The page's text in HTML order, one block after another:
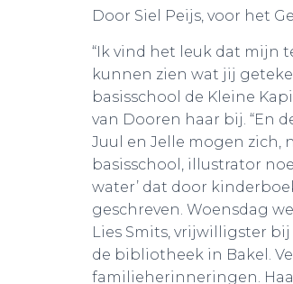
Door Siel Peijs, voor het
“Ik vind het leuk dat mijn
kunnen zien wat jij
basisschool de Kleine
van Dooren haar bij. “En
Juul en Jelle mogen zich,
basisschool, illustrator
water’ dat door
geschreven. Woensdag
Lies Smits, vrijwilligster bij
de bibliotheek in Bakel.
familieherinneringen.